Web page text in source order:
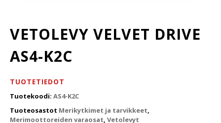
VETOLEVY VELVET DRIVE
AS4-K2C
TUOTETIEDOT
Tuotekoodi: AS4-K2C
Tuoteosastot Merikytkimet ja tarvikkeet,
Merimoottoreiden varaosat, Vetolevyt